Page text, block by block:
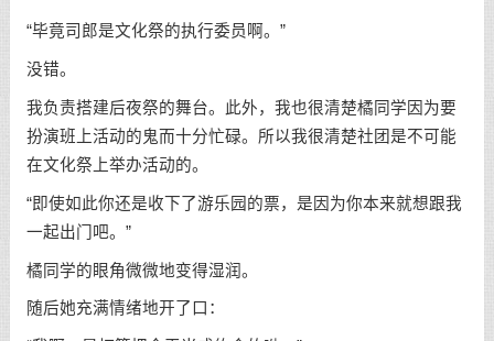
“毕竟司郎是文化祭的执行委员啊。”
没错。
我负责搭建后夜祭的舞台。此外，我也很清楚橘同学因为要
扮演班上活动的鬼而十分忙碌。所以我很清楚社团是不可能
在文化祭上举办活动的。
“即使如此你还是收下了游乐园的票，是因为你本来就想跟我
一起出门吧。”
橘同学的眼角微微地变得湿润。
随后她充满情绪地开了口：